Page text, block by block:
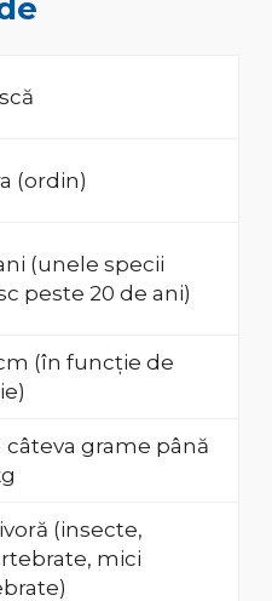
(ordin)
(unele specii
peste 20 de ani)
(în funcție de
câteva grame până
(insecte,
mici